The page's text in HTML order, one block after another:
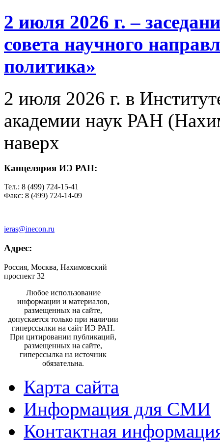
2 июля 2026 г. –
совета научного
политика»
2 июля 2026 г. в
академии наук РАН
наверх
Канцелярия ИЭ РАН:
Тел.: 8 (499) 724-15-41
Факс: 8 (499) 724-14-09
ieras@inecon.ru
Адрес:
Россия, Москва, Нахимовский
проспект 32
Любое использование
информации и материалов,
размещенных на сайте,
допускается только при наличии
гиперссылки на сайт ИЭ РАН.
При цитировании публикаций,
размещенных на сайте,
гиперссылка на источник
обязательна.
Карта сайта
Информация для СМИ
Контактная